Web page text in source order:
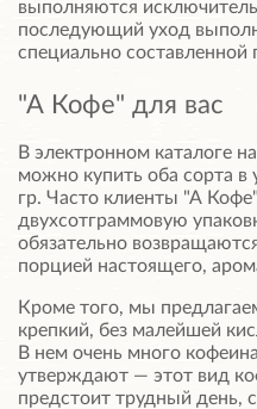
выполняются
последующий уход
специально составленной
"А Кофе" для вас
В электронном каталоге
можно купить оба сорта в
гр. Часто клиенты "А
двухсотграммовую
обязательно
порцией настоящего,
Кроме того, мы
крепкий, без малейшей
В нем очень много
утверждают — этот вид
предстоит трудный день,